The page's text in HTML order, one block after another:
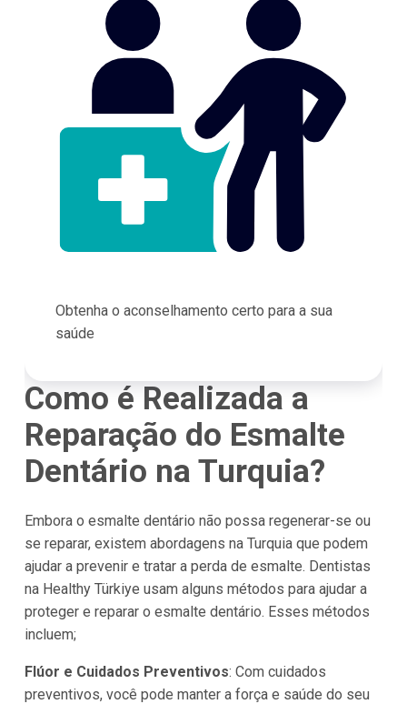
Obtenha o aconselhamento certo para a sua
saúde
Como é Realizada a
Reparação do Esmalte
Dentário na Turquia?
Embora o esmalte dentário não possa regenerar-se ou
se reparar, existem abordagens na Turquia que podem
ajudar a prevenir e tratar a perda de esmalte. Dentistas
na Healthy Türkiye usam alguns métodos para ajudar a
proteger e reparar o esmalte dentário. Esses métodos
incluem;
Flúor e Cuidados Preventivos: Com cuidados
preventivos, você pode manter a força e saúde do seu